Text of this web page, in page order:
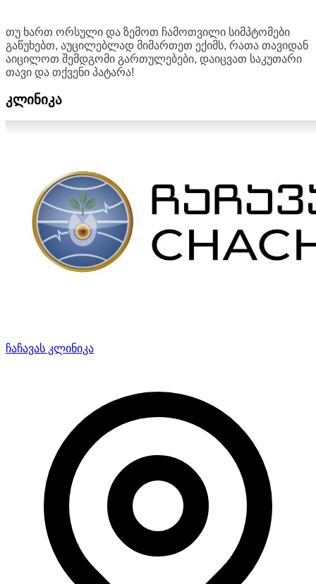
თუ ხართ ორსული და ზემოთ ჩამოთვილი სიმპტომები
გაწუხებთ, აუცილებლად მიმართეთ ექიმს, რათა თავიდან
აიცილოთ შემდგომი გართულებები, დაიცვათ საკუთარი
თავი და თქვენი პატარა!
კლინიკა
ჩაჩავას კლინიკა